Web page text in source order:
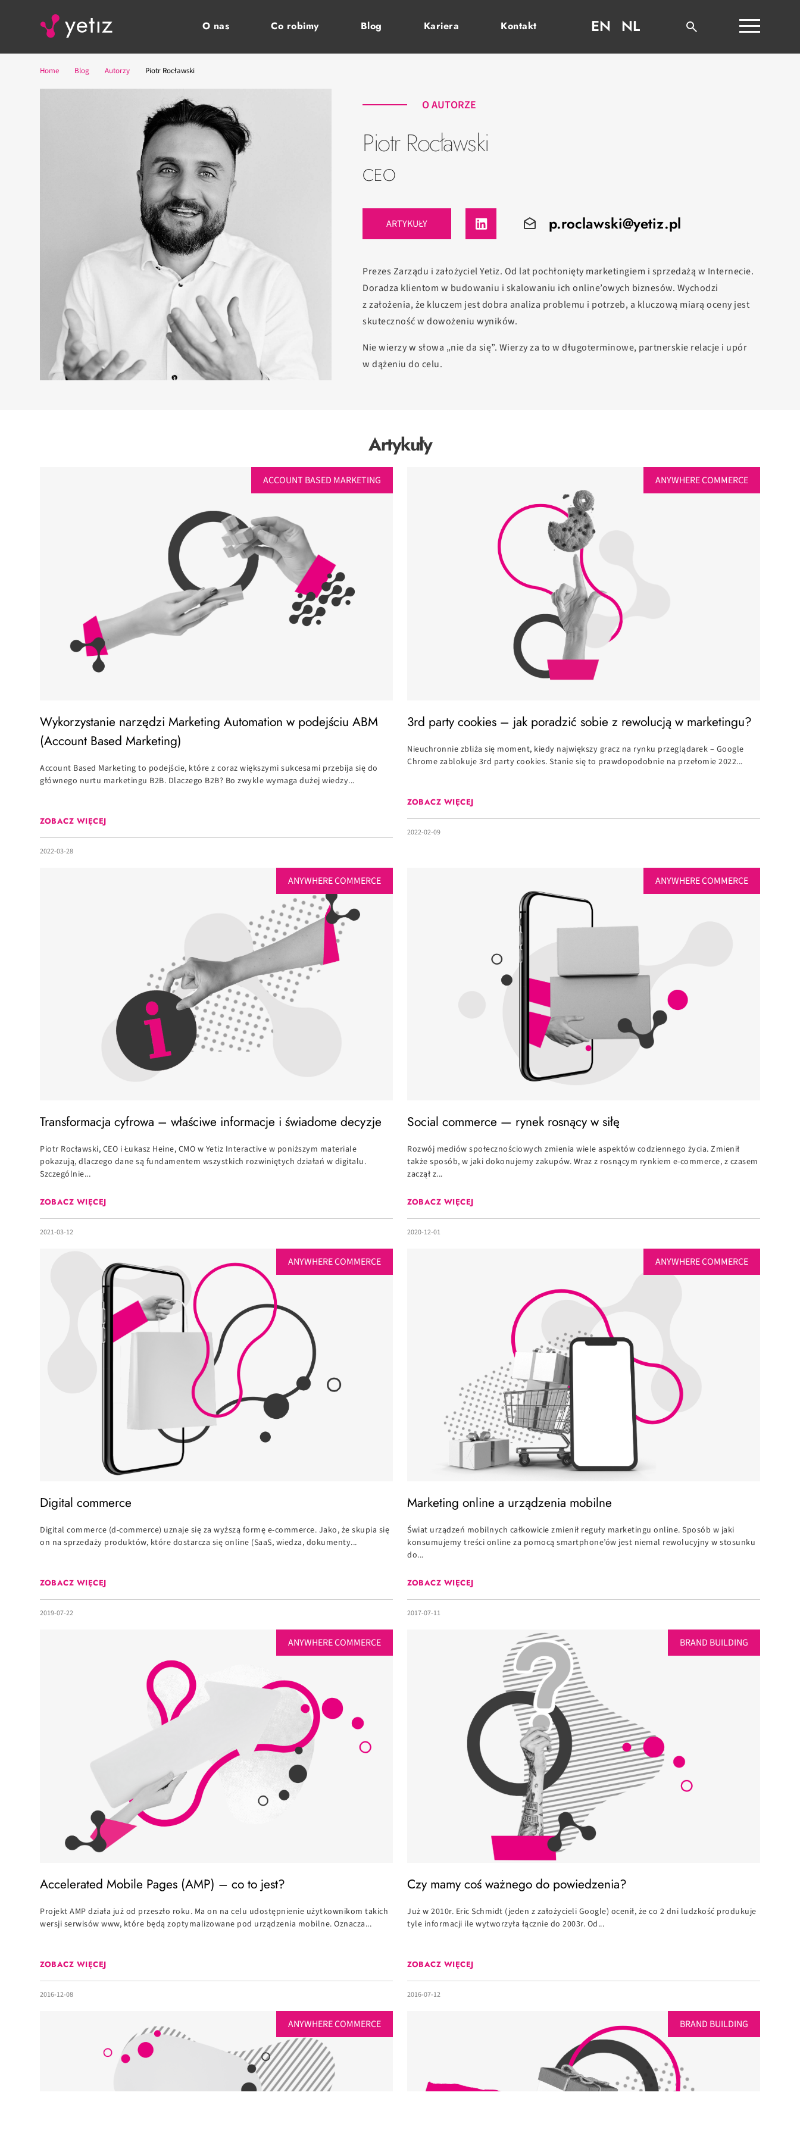
O nas Co robimy Blog Kariera Kontakt EN NL
Home Blog Autorzy Piotr Rocławski
O AUTORZE
Piotr Rocławski
CEO
ARTYKUŁY p.roclawski@yetiz.pl
Prezes Zarządu i założyciel Yetiz. Od lat pochłonięty marketingiem i sprzedażą w Internecie.
Doradza klientom w budowaniu i skalowaniu ich online’owych biznesów. Wychodzi
z założenia, że kluczem jest dobra analiza problemu i potrzeb, a kluczową miarą oceny jest
skuteczność w dowożeniu wyników.
Nie wierzy w słowa „nie da się”. Wierzy za to w długoterminowe, partnerskie relacje i upór
w dążeniu do celu.
Artykuły
ACCOUNT BASED MARKETING
Wykorzystanie narzędzi Marketing Automation w podejściu ABM
(Account Based Marketing)
Account Based Marketing to podejście, które z coraz większymi sukcesami przebija się do
głównego nurtu marketingu B2B. Dlaczego B2B? Bo zwykle wymaga dużej wiedzy...
ZOBACZ WIĘCEJ
2022-03-28
ANYWHERE COMMERCE
3rd party cookies – jak poradzić sobie z rewolucją w marketingu?
Nieuchronnie zbliża się moment, kiedy największy gracz na rynku przeglądarek – Google
Chrome zablokuje 3rd party cookies. Stanie się to prawdopodobnie na przełomie 2022...
ZOBACZ WIĘCEJ
2022-02-09
ANYWHERE COMMERCE
Transformacja cyfrowa – właściwe informacje i świadome decyzje
Piotr Rocławski, CEO i Łukasz Heine, CMO w Yetiz Interactive w poniższym materiale
pokazują, dlaczego dane są fundamentem wszystkich rozwiniętych działań w digitalu.
Szczególnie...
ZOBACZ WIĘCEJ
2021-03-12
ANYWHERE COMMERCE
Social commerce — rynek rosnący w siłę
Rozwój mediów społecznościowych zmienia wiele aspektów codziennego życia. Zmienił
także sposób, w jaki dokonujemy zakupów. Wraz z rosnącym rynkiem e-commerce, z czasem
zaczął z...
ZOBACZ WIĘCEJ
2020-12-01
ANYWHERE COMMERCE
Digital commerce
Digital commerce (d-commerce) uznaje się za wyższą formę e-commerce. Jako, że skupia się
on na sprzedaży produktów, które dostarcza się online (SaaS, wiedza, dokumenty...
ZOBACZ WIĘCEJ
2019-07-22
ANYWHERE COMMERCE
Marketing online a urządzenia mobilne
Świat urządzeń mobilnych całkowicie zmienił reguły marketingu online. Sposób w jaki
konsumujemy treści online za pomocą smartphone’ów jest niemal rewolucyjny w stosunku
do...
ZOBACZ WIĘCEJ
2017-07-11
ANYWHERE COMMERCE
Accelerated Mobile Pages (AMP) – co to jest?
Projekt AMP działa już od przeszło roku. Ma on na celu udostępnienie użytkownikom takich
wersji serwisów www, które będą zoptymalizowane pod urządzenia mobilne. Oznacza...
ZOBACZ WIĘCEJ
2016-12-08
BRAND BUILDING
Czy mamy coś ważnego do powiedzenia?
Już w 2010r. Eric Schmidt (jeden z założycieli Google) ocenił, że co 2 dni ludzkość produkuje
tyle informacji ile wytworzyła łącznie do 2003r. Od...
ZOBACZ WIĘCEJ
2016-07-12
ANYWHERE COMMERCE BRAND BUILDING